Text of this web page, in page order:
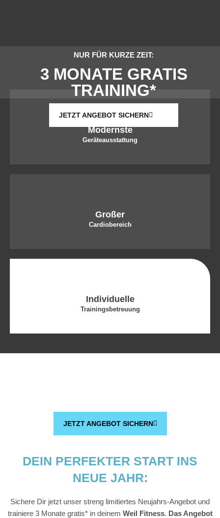
NUR FÜR KURZE ZEIT:
3 MONATE GRATIS
TRAINING*
JETZT ANGEBOT SICHERN
Modernste
Geräteausstattung
Großer
Cardiobereich
Individuelle
Trainingsbetreuung
JETZT ANGEBOT SICHERN
DEIN PERFEKTER START INS
NEUE JAHR:
Sichere Dir jetzt unser streng limitiertes Neujahrs-Angebot und
trainiere 3 Monate gratis* in deinem Weil Fitness. Das Angebot